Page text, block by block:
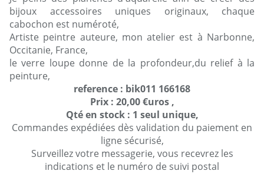
bijoux accessoires uniques originaux, chaque
cabochon est numéroté,
Artiste peintre auteure, mon atelier est à Narbonne,
Occitanie, France,
le verre loupe donne de la profondeur,du relief à la
peinture,
reference : bik011 166168
Prix : 20,00 €uros ,
Qté en stock : 1 seul unique,
Commandes expédiées dès validation du paiement en
ligne sécurisé,
Surveillez votre messagerie, vous recevrez les
indications et le numéro de suivi postal